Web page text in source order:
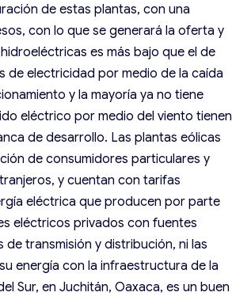
de estas plantas, con una
con lo que se generará la oferta y
es más bajo que el de
de electricidad por medio de la caída
y la mayoría ya no tiene
eléctrico por medio del viento tienen
de desarrollo. Las plantas eólicas
de consumidores particulares y
y cuentan con tarifas
eléctrica que producen por parte
eléctricos privados con fuentes
transmisión y distribución, ni las
energía con la infraestructura de la
Sur, en Juchitán, Oaxaca, es un buen